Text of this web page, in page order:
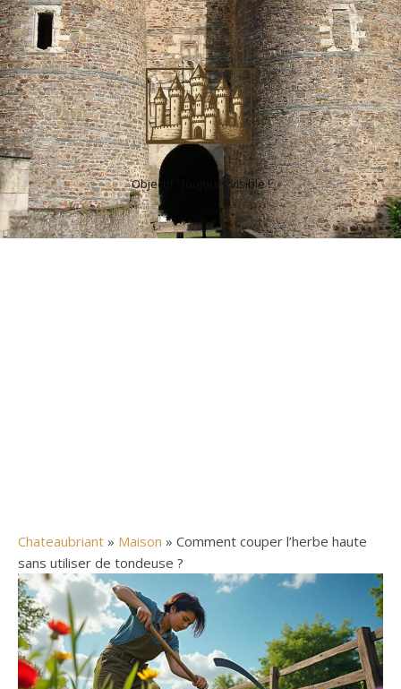
Objectif : toujours visible !
Chateaubriant » Maison » Comment couper l’herbe haute
sans utiliser de tondeuse ?